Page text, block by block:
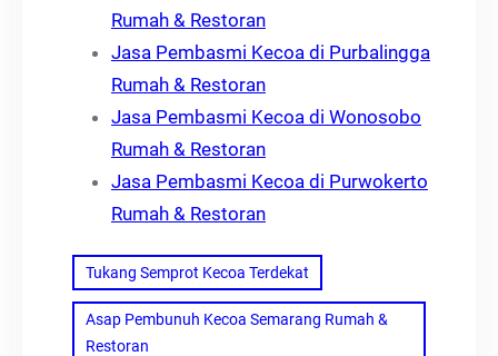
Rumah & Restoran
Jasa Pembasmi Kecoa di Purbalingga
Rumah & Restoran
Jasa Pembasmi Kecoa di Wonosobo
Rumah & Restoran
Jasa Pembasmi Kecoa di Purwokerto
Rumah & Restoran
Tukang Semprot Kecoa Terdekat
Asap Pembunuh Kecoa Semarang Rumah &
Restoran